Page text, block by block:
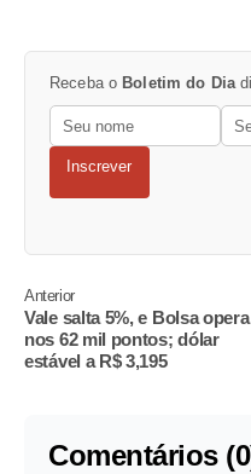
Receba o Boletim do Dia
Inscrever
Anterior
Vale salta 5%, e Bolsa opera
nos 62 mil pontos; dólar
estável a R$ 3,195
Comentários